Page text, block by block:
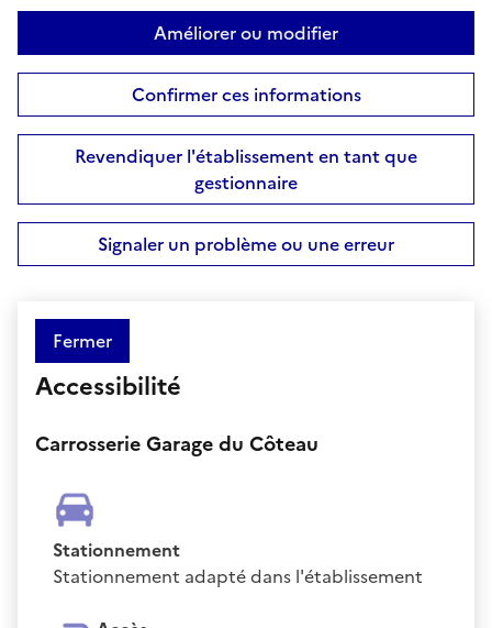
Améliorer ou modifier
Confirmer ces informations
Revendiquer l'établissement en tant que
gestionnaire
Signaler un problème ou une erreur
Fermer
Accessibilité
Carrosserie Garage du Côteau
Stationnement
Stationnement adapté dans l'établissement